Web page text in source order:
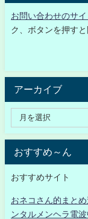
お問い合わせのサ
ク、ボタンを押す
アーカイブ
おすすめ～ん
おすすめサイト
おネコさん的まと
ンタルメンヘラ電